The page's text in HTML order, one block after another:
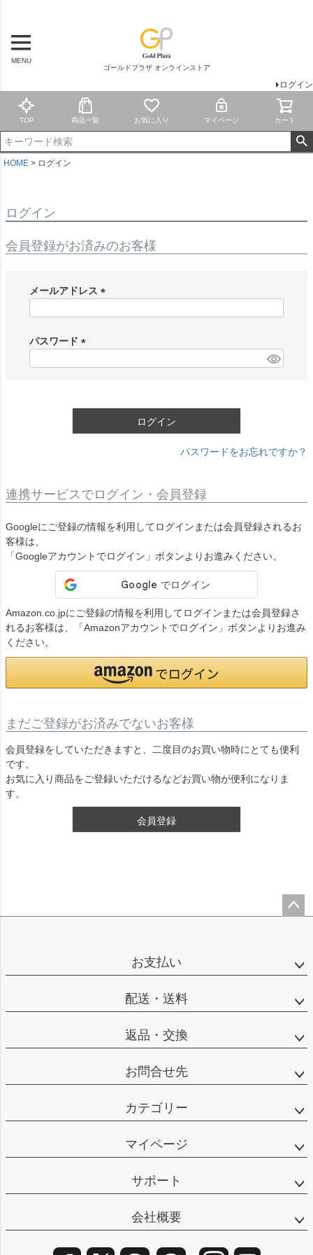
MENU
ゴールドプラザ オンラインストア
ログイン
TOP 商品一覧 お気に入り マイページ カート
HOME ログイン
ログイン
会員登録がお済みのお客様
メールアドレス
)
パスワード
ログイン
パスワードをお忘れですか？
連携サービスでログイン・会員登録
Googleにご登録の情報を利用してログインまたは会員登録されるお
客様は、
「Googleアカウントでログイン」ボタンよりお進みください。
Amazon.co.jpにご登録の情報を利用してログインまたは会員登録さ
れるお客様は、「Amazonアカウントでログイン」ボタンよりお進み
ください。
まだご登録がお済みでないお客様
会員登録をしていただきますと、二度目のお買い物時にとても便利
です。
お気に入り商品をご登録いただけるなどお買い物が便利になりま
す。
会員登録
お支払い
配送・送料
返品・交換
お問合せ先
カテゴリー
マイページ
サポート
会社概要